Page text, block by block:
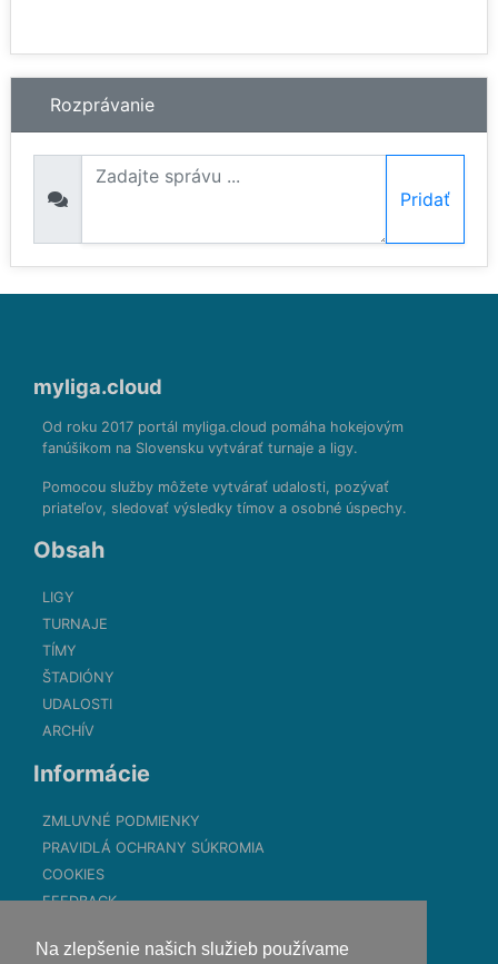
Na zlepšenie našich služieb používame
Rozprávanie
Pridať
myliga.cloud
Od roku 2017 portál myliga.cloud pomáha hokejovým
fanúšikom na Slovensku vytvárať turnaje a ligy.
Pomocou služby môžete vytvárať udalosti, pozývať
priateľov, sledovať výsledky tímov a osobné úspechy.
Obsah
LIGY
TURNAJE
TÍMY
ŠTADIÓNY
UDALOSTI
ARCHÍV
Informácie
ZMLUVNÉ PODMIENKY
PRAVIDLÁ OCHRANY SÚKROMIA
COOKIES
FEEDBACK
Kontakt